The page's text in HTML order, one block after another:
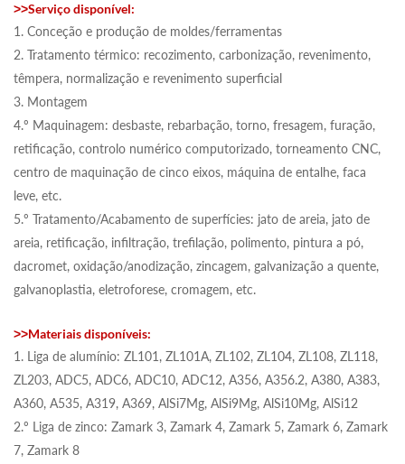
>>Serviço disponível:
1. Conceção e produção de moldes/ferramentas
2. Tratamento térmico: recozimento, carbonização, revenimento,
têmpera, normalização e revenimento superficial
3. Montagem
4.º Maquinagem: desbaste, rebarbação, torno, fresagem, furação,
retificação, controlo numérico computorizado, torneamento CNC,
centro de maquinação de cinco eixos, máquina de entalhe, faca
leve, etc.
5.º Tratamento/Acabamento de superfícies: jato de areia, jato de
areia, retificação, infiltração, trefilação, polimento, pintura a pó,
dacromet, oxidação/anodização, zincagem, galvanização a quente,
galvanoplastia, eletroforese, cromagem, etc.
>>Materiais disponíveis:
1. Liga de alumínio: ZL101, ZL101A, ZL102, ZL104, ZL108, ZL118,
ZL203, ADC5, ADC6, ADC10, ADC12, A356, A356.2, A380, A383,
A360, A535, A319, A369, AlSi7Mg, AlSi9Mg, AlSi10Mg, AlSi12
2.º Liga de zinco: Zamark 3, Zamark 4, Zamark 5, Zamark 6, Zamark
7, Zamark 8